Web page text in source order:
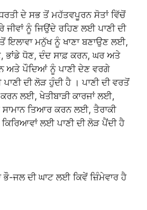
ਦੇ ਸਭ ਤੋਂ ਮਹੱਤਵਪੂਰਨ ਸੋਤਾਂ ਵਿੱਚੋਂ
ਜੀਵਾਂ ਨੂੰ ਜਿਉਂਦੇ ਰਹਿਣ ਲਈ ਪਾਣੀ ਦੀ
ਇਲਾਵਾ ਮਨੁੱਖ ਨੂੰ ਖਾਣਾ ਬਣਾਉਣ ਲਈ,
ਭਾਂਡੇ ਧੋਣ, ਦੰਦ ਸਾਫ਼ ਕਰਨ, ਘਰ ਅਤੇ
ਅਤੇ ਪੌਦਿਆਂ ਨੂੰ ਪਾਣੀ ਦੇਣ ਵਰਗੇ
ਦੀ ਲੋੜ ਹੁੰਦੀ ਹੈ । ਪਾਣੀ ਦੀ ਵਰਤੋਂ
ਲਈ, ਖੇਤੀਬਾੜੀ ਕਾਰਜਾਂ ਲਈ,
ਤਿਆਰ ਕਰਨ ਲਈ, ਤੈਰਾਕੀ
ਲਈ ਪਾਣੀ ਦੀ ਲੋੜ ਪੈਂਦੀ ਹੈ
ਭੌ-ਜਲ ਦੀ ਘਾਟ ਲਈ ਕਿਵੇਂ ਜ਼ਿੰਮੇਵਾਰ ਹੈ